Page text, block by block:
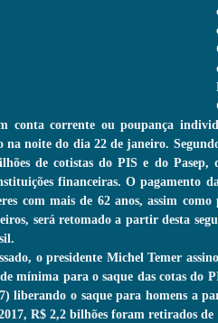
conta corrente ou poupança
na noite do dia 22 de janeiro.
de cotistas do PIS e do Pasep,
financeiras. O pagamento
com mais de 62 anos, assim
será retomado a partir desta
o presidente Michel Temer
mínima para o saque das cotas do
liberando o saque para homens a
R$ 2,2 bilhões foram retirados